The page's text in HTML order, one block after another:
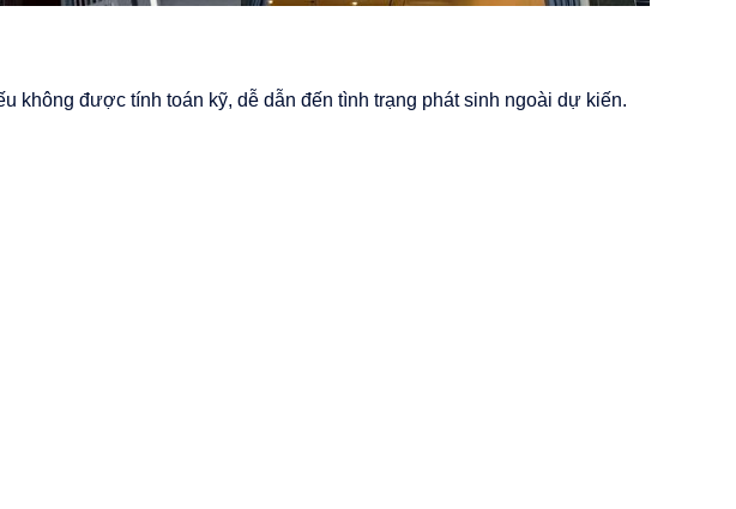
không được tính toán kỹ, dễ dẫn đến tình trạng phát sinh ngoài dự kiến.